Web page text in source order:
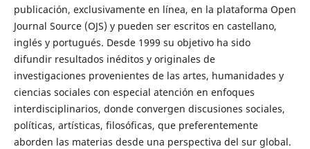
publicación, exclusivamente en línea, en la plataforma Open
Journal Source (OJS) y pueden ser escritos en castellano,
inglés y portugués. Desde 1999 su objetivo ha sido
difundir resultados inéditos y originales de
investigaciones provenientes de las artes, humanidades y
ciencias sociales con especial atención en enfoques
interdisciplinarios, donde convergen discusiones sociales,
políticas, artísticas, filosóficas, que preferentemente
aborden las materias desde una perspectiva del sur global.